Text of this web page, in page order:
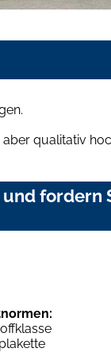
qualitativ
fordern